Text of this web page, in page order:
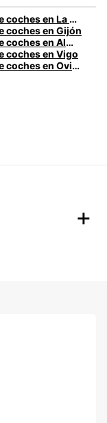
Alquiler de coches en La Coruña
coches en Gijón
Alquiler de coches en Almería
coches en Vigo
Alquiler de coches en Oviedo